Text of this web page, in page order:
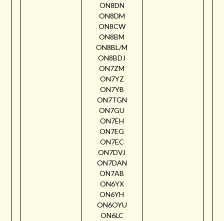
ON8DN
ON8DM
ON8CW
ON8BM
ON8BL/M
ON8BDJ
ON7ZM
ON7YZ
ON7YB
ON7TGN
ON7GU
ON7EH
ON7EG
ON7EC
ON7DVJ
ON7DAN
ON7AB
ON6YX
ON6YH
ON6OYU
ON6LC